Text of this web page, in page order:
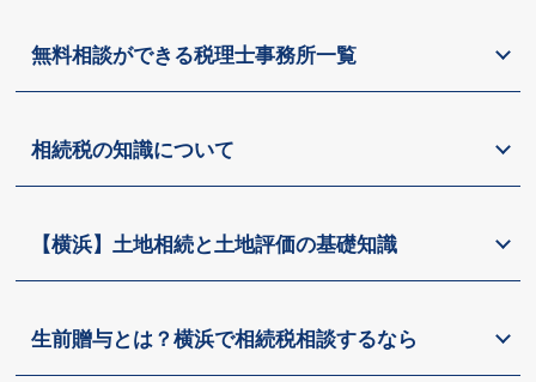
無料相談ができる税理士事務所一覧
相続税の知識について
【横浜】土地相続と土地評価の基礎知識
生前贈与とは？横浜で相続税相談するなら